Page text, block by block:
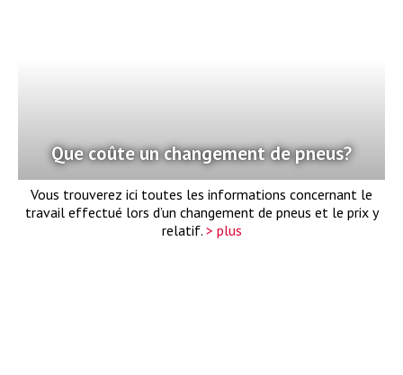
Que coûte un changement de pneus?
Vous trouverez ici toutes les informations concernant le
travail effectué lors d’un changement de pneus et le prix y
relatif. > plus